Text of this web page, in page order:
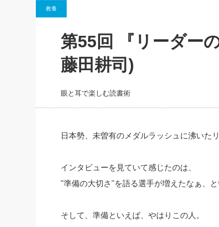
相談15：銀行がやたらと固定金
利を勧めてきます！やはり固定
がよいのでしょうか！
2026.08.7
強い会社を築く ビジネス・クリニック(240)
日本レーザー「人を大切にしながら利益を上
(3)
武器としてのM&A入門(3)
社長のための“儲かる通販”戦略視点(151)
継続経営 百話百行(85)
ロングセラーの玉手箱(9)
大復活＆快進撃！ユニバーサルス
は(5)
中国経済の最
事業承継の前
ピョ
次も
社長
教養
第55回 『リーダー
藤田耕司)
眼と耳で楽しむ読書術
日本勢、未曽有のメダルラッシュに沸いたリ
インタビューを見ていて感じたのは、
"準備の大切さ"を語る選手が増えたなぁ、と
そして、準備といえば、やはりこの人。